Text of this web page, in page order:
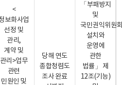
<
보화사업
선정 및
관리,
계약 및
관리>업무
관련
민원인 및
당해 연도
종합청렴도
조사 완료
「부패방지
및
국민권익위원
설치와
운영에
관한
법률」 제
12조(기능)